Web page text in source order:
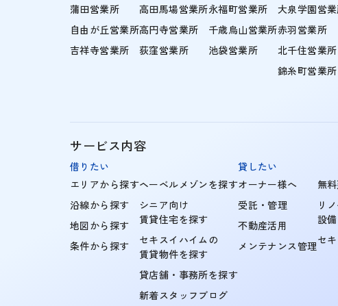
蒲田営業所
自由が丘営業所
吉祥寺営業所
高田馬場営業所
高円寺営業所
荻窪営業所
永福町営業所
千歳烏山営業所
池袋営業所
大泉学園営
赤羽営業所
北千住営業所
錦糸町営業所
サービス内容
借りたい
エリアから探す
沿線から探す
地図から探す
条件から探す
ヘーベルメゾンを探す
シニア向け
賃貸住宅を探す
セキスイハイムの
賃貸物件を探す
貸店舗・事務所を探す
新着スタッフブログ
貸したい
オーナー様へ
受託・管理
不動産活用
メンテナンス管理
無
リ
設
セ